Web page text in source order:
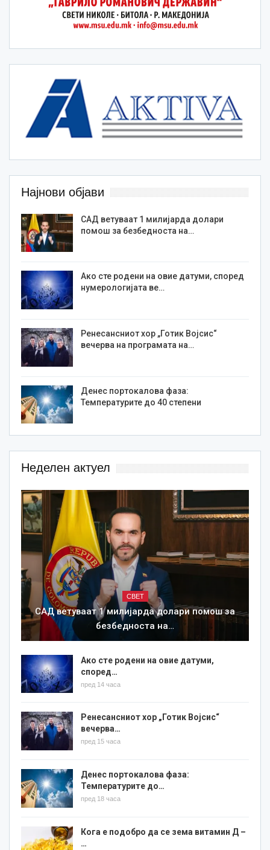
Најнови објави
САД ветуваат 1 милијарда долари
помош за безбедноста на…
Ако сте родени на овие датуми, според
нумерологијата ве…
Ренесансниот хор „Готик Војсис“
вечерва на програмата на…
Денес портокалова фаза:
Температурите до 40 степени
Неделен актуел
СВЕТ
САД ветуваат 1 милијарда долари помош за
безбедноста на…
Ако сте родени на овие датуми,
според…
пред 14 часа
Ренесансниот хор „Готик Војсис“
вечерва…
пред 15 часа
Денес портокалова фаза:
Температурите до…
пред 18 часа
Кога е подобро да се зема витамин Д –
…